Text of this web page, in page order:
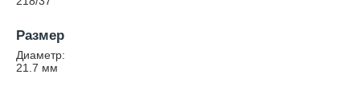
Размер
Диаметр:
21.7 мм